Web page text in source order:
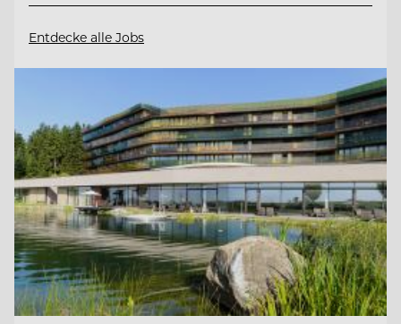
Entdecke alle Jobs